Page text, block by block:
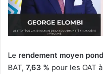
Le rendement moyen
BAT, 7,63 % pour les OAT